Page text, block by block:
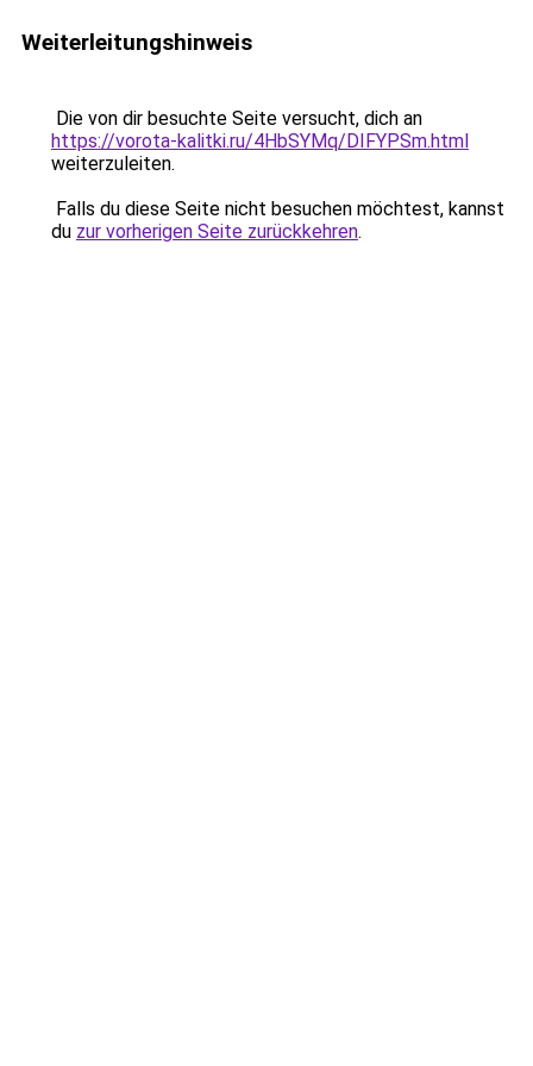
Weiterleitungshinweis
Die von dir besuchte Seite versucht, dich an
https://vorota-kalitki.ru/4HbSYMq/DIFYPSm.html
weiterzuleiten.
Falls du diese Seite nicht besuchen möchtest, kannst
du zur vorherigen Seite zurückkehren.